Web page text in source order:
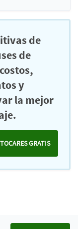
de
de
y
la mejor
GRATIS